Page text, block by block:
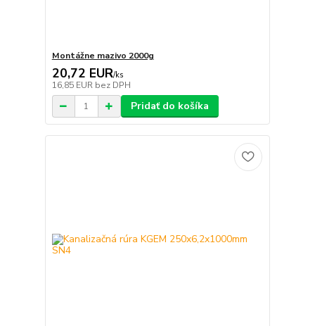
Montážne mazivo 2000g
20,72 EUR/ks
16,85 EUR bez DPH
Pridať do košíka